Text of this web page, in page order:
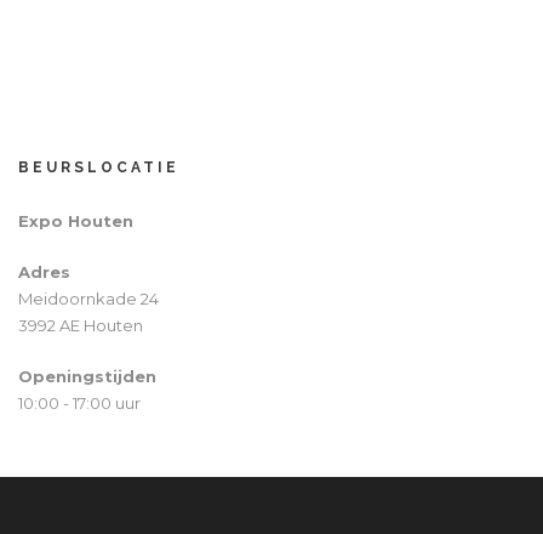
BEURSLOCATIE
Expo Houten
Adres
Meidoornkade 24
3992 AE Houten
Openingstijden
10:00 - 17:00 uur